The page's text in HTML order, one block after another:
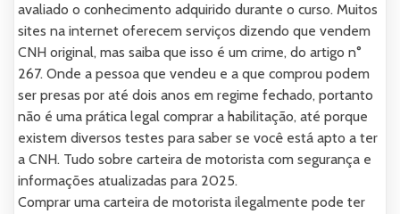
avaliado o conhecimento adquirido durante o curso. Muitos
sites na internet oferecem serviços dizendo que vendem
CNH original, mas saiba que isso é um crime, do artigo n°
267. Onde a pessoa que vendeu e a que comprou podem
ser presas por até dois anos em regime fechado, portanto
não é uma prática legal comprar a habilitação, até porque
existem diversos testes para saber se você está apto a ter
a CNH. Tudo sobre carteira de motorista com segurança e
informações atualizadas para 2025.
Comprar uma carteira de motorista ilegalmente pode ter